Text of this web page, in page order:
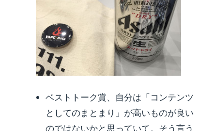
ベストトーク賞、自分は「コンテンツ
としてのまとまり」が高いものが良い
のではないかと思っていて。そう言う